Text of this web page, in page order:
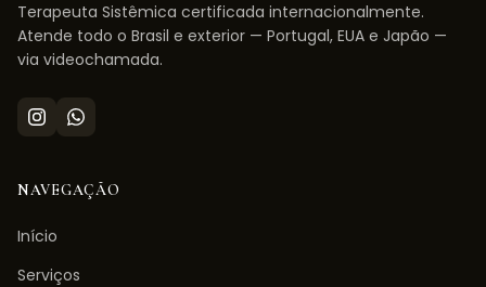
Terapeuta Sistêmica certificada internacionalmente.
Atende todo o Brasil e exterior — Portugal, EUA e Japão —
via videochamada.
NAVEGAÇÃO
Início
Serviços